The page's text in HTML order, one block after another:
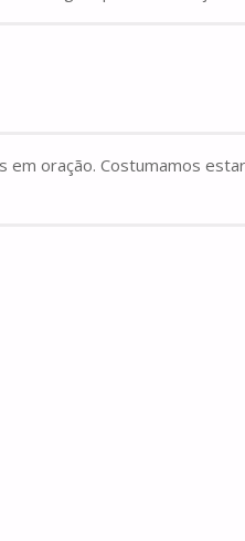
oração. Costumamos